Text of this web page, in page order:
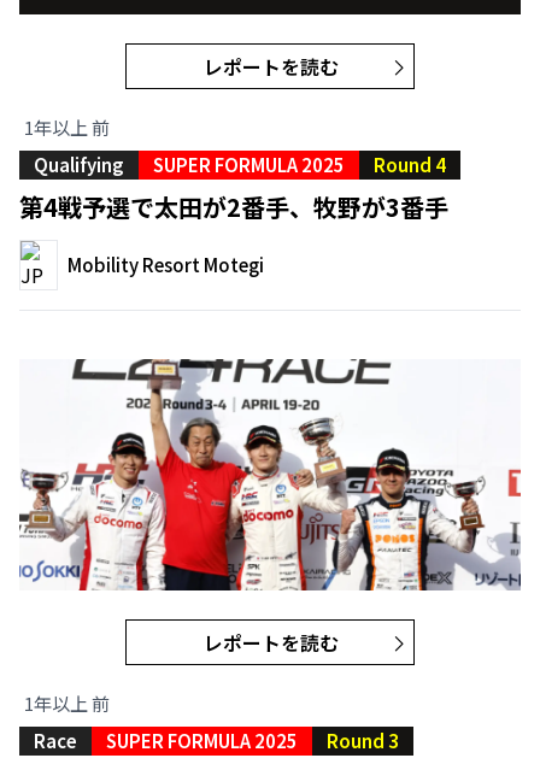
レポートを読む
1年以上 前
Qualifying
SUPER FORMULA 2025 Round 4
第4戦予選で太田が2番手、牧野が3番手
Mobility Resort Motegi
レポートを読む
1年以上 前
Race
SUPER FORMULA 2025 Round 3